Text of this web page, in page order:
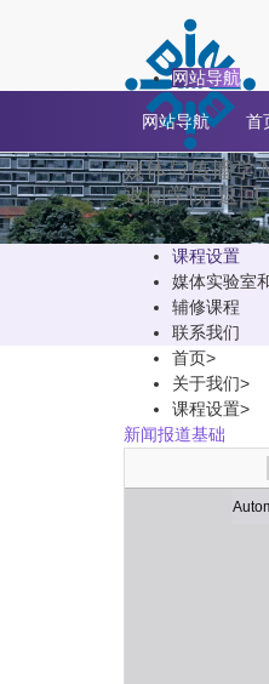
媒体与传播学
返回学院 返回
网站导航
网站导航 首
课程设置
媒体实验室
辅修课程
联系我们
首页>
关于我们>
课程设置>
新闻报道基础